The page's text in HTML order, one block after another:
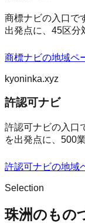
商標ナビの入口で
出発点に、45区分
商標ナビの地域ペ
kyoninka.xyz
許認可ナビ
許認可ナビの入口
を出発点に、500
許認可ナビの地域
Selection
珠洲のもの